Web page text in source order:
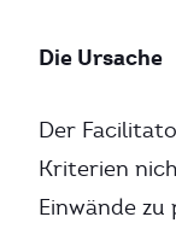
Die Ursache
Der
Kriterien
Einwände zu